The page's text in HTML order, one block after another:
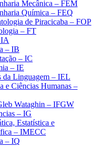
Mecânica – FEM
Química – FEQ
de Piracicaba – FOP
– FT
– IB
– IC
– IE
da Linguagem – IEL
e Ciências Humanas –
Wataghin – IFGW
– IG
Estatística e
– IMECC
– IQ